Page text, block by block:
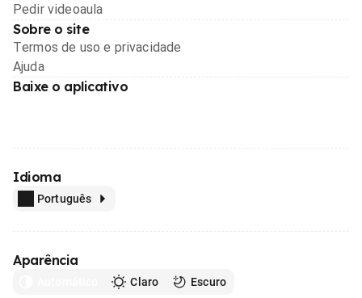
Pedir videoaula
Sobre o site
Termos de uso e privacidade
Ajuda
Baixe o aplicativo
Idioma
Português
Aparência
Claro Escuro